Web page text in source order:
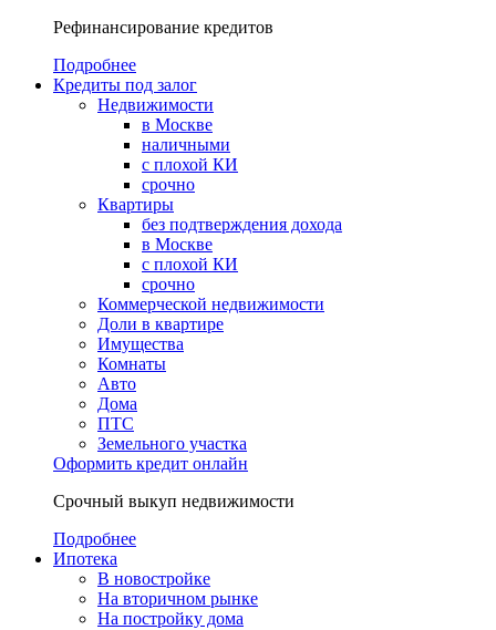
Рефинансирование кредитов
Подробнее
Кредиты под залог
Недвижимости
в Москве
наличными
с плохой КИ
срочно
Квартиры
без подтверждения дохода
в Москве
с плохой КИ
срочно
Коммерческой недвижимости
Доли в квартире
Имущества
Комнаты
Авто
Дома
ПТС
Земельного участка
Оформить кредит онлайн
Срочный выкуп недвижимости
Подробнее
Ипотека
В новостройке
На вторичном рынке
На постройку дома